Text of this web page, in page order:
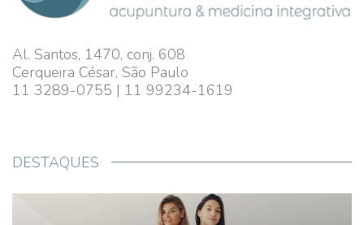
Al. Santos, 1470, conj. 608
Cerqueira César, São Paulo
11 3289-0755 | 11 99234-1619
DESTAQUES